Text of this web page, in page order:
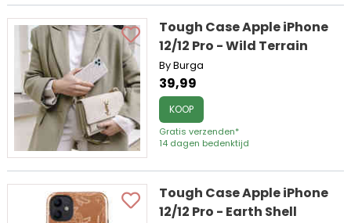
Tough Case Apple iPhone
12/12 Pro - Wild Terrain
By Burga
39,99
KOOP
Gratis verzenden*
14 dagen bedenktijd
Tough Case Apple iPhone
12/12 Pro - Earth Shell